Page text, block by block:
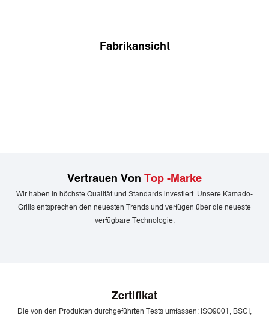
Fabrikansicht
Vertrauen Von Top -Marke
Wir haben in höchste Qualität und Standards investiert. Unsere Kamado-
Grills entsprechen den neuesten Trends und verfügen über die neueste
verfügbare Technologie.
Zertifikat
Die von den Produkten durchgeführten Tests umfassen: ISO9001, BSCI,